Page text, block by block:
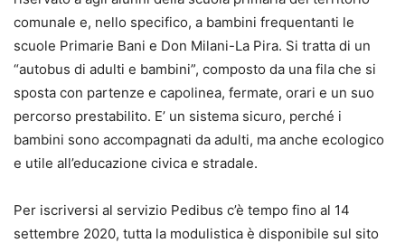
comunale e, nello specifico, a bambini frequentanti le
scuole Primarie Bani e Don Milani-La Pira. Si tratta di un
“autobus di adulti e bambini”, composto da una fila che si
sposta con partenze e capolinea, fermate, orari e un suo
percorso prestabilito. E’ un sistema sicuro, perché i
bambini sono accompagnati da adulti, ma anche ecologico
e utile all’educazione civica e stradale.
Per iscriversi al servizio Pedibus c’è tempo fino al 14
settembre 2020, tutta la modulistica è disponibile sul sito